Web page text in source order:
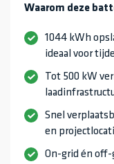
Waarom deze
1044 kWh
ideaal voor
Tot 500 kW
Snel
en
On-grid én off-